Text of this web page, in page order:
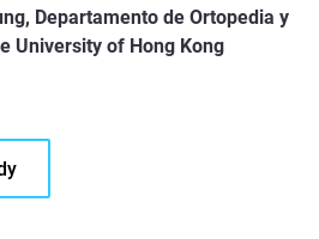
Departamento de Ortopedia y
University of Hong Kong